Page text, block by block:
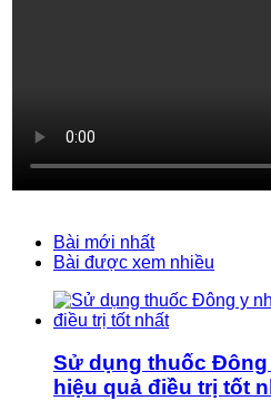
Bài mới nhất
Bài được xem nhiều
Sử dụng thuốc
hiệu quả điều trị tốt